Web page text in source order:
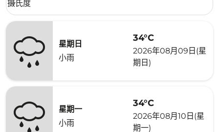
摄氏度
keyboard_arrow_down
星期日
小雨
34°C
2026年08月09日(星
期日)
星期一
小雨
34°C
2026年08月10日(星
期一)